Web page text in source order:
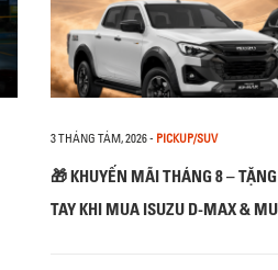
3 THÁNG TÁM, 2026- PICKUP/SUV
🎁 KHUYẾN MÃI THÁNG 8 –
TAY KHI MUA ISUZU D-MAX &